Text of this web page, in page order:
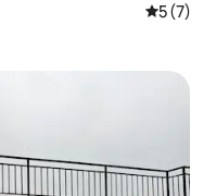
5 (7)